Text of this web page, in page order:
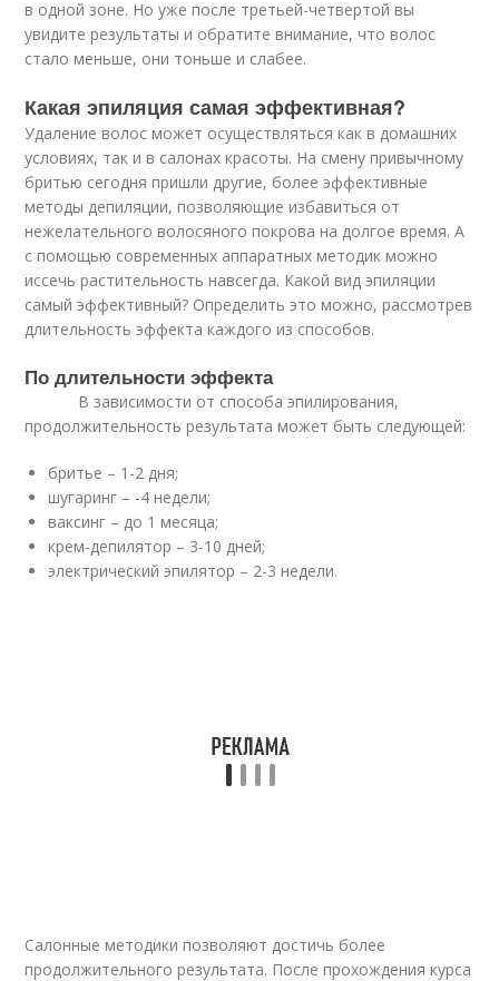
в одной зоне. Но уже после третьей-четвертой вы
увидите результаты и обратите внимание, что волос
стало меньше, они тоньше и слабее.
Какая эпиляция самая эффективная?
Удаление волос может осуществляться как в домашних
условиях, так и в салонах красоты. На смену привычному
бритью сегодня пришли другие, более эффективные
методы депиляции, позволяющие избавиться от
нежелательного волосяного покрова на долгое время. А
с помощью современных аппаратных методик можно
иссечь растительность навсегда. Какой вид эпиляции
самый эффективный? Определить это можно, рассмотрев
длительность эффекта каждого из способов.
По длительности эффекта
В зависимости от способа эпилирования,
продолжительность результата может быть следующей:
бритье – 1-2 дня;
шугаринг – -4 недели;
ваксинг – до 1 месяца;
крем-депилятор – 3-10 дней;
электрический эпилятор – 2-3 недели.
Салонные методики позволяют достичь более
продолжительного результата. После прохождения курса